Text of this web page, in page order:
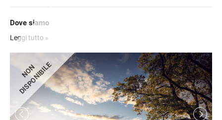
La visita dura circa 30 minuti e non include il tour della distilleria.
Dove siamo
Indicazioni per raggiungere la location:
Leggi tutto »
NON
DISPONIBILE